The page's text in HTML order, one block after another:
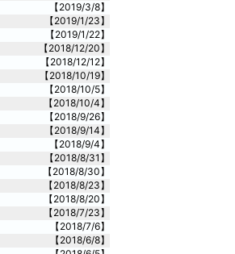
【2019/3/8】
【2019/1/23】
【2019/1/22】
【2018/12/20】
【2018/12/12】
【2018/10/19】
【2018/10/5】
【2018/10/4】
【2018/9/26】
【2018/9/14】
【2018/9/4】
【2018/8/31】
【2018/8/30】
【2018/8/23】
【2018/8/20】
【2018/7/23】
【2018/7/6】
【2018/6/8】